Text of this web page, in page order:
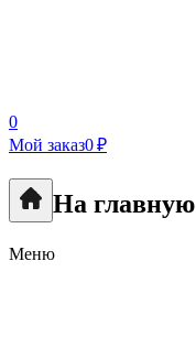
0
Мой заказ0 ₽
На главную
Меню